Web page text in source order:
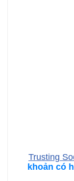
Trusting
khoản có